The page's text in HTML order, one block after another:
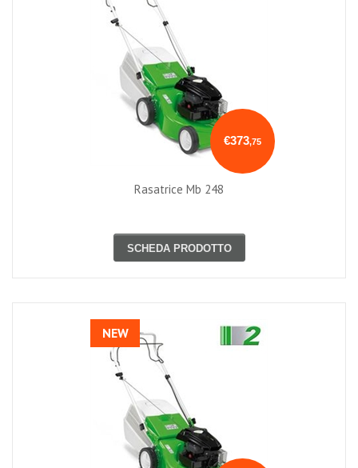
€373,75
Rasatrice Mb 248
SCHEDA PRODOTTO
NEW